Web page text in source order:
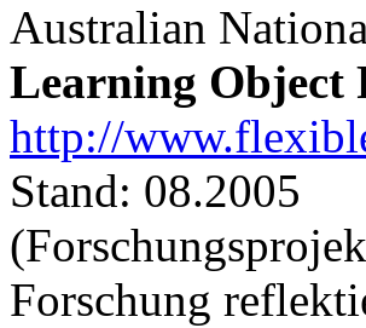
Australian
Learning Object
http://
Stand: 08.2005
Forschung